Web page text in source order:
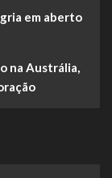
em aberto
na Austrália,